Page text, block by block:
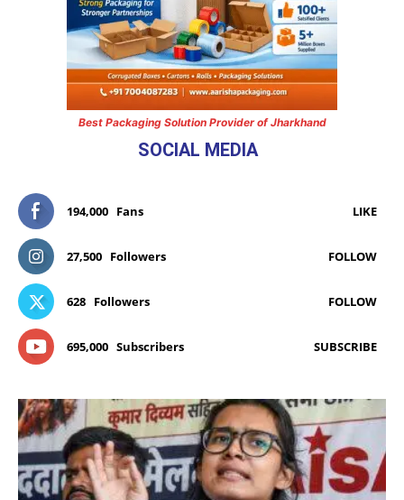
Best Packaging Solution Provider of Jharkhand
SOCIAL MEDIA
194,000 Fans LIKE
27,500 Followers FOLLOW
628 Followers FOLLOW
695,000 Subscribers SUBSCRIBE